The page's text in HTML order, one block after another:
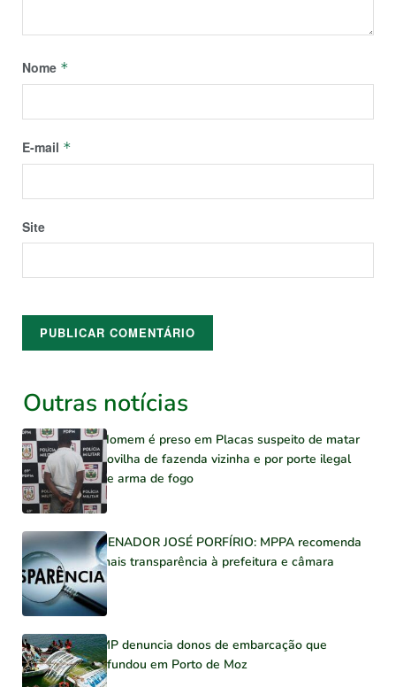
Nome *
E-mail *
Site
Outras notícias
Homem é preso em Placas suspeito de matar
novilha de fazenda vizinha e por porte ilegal
de arma de fogo
SENADOR JOSÉ PORFÍRIO: MPPA recomenda
mais transparência à prefeitura e câmara
MP denuncia donos de embarcação que
afundou em Porto de Moz